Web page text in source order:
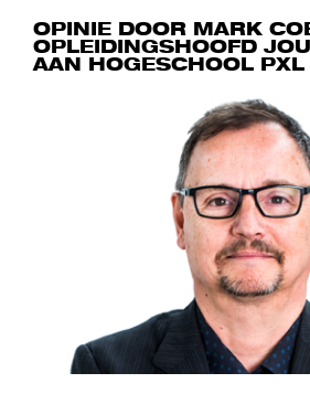
OPINIE DOOR MARK
OPLEIDINGSHOOFD
AAN HOGESCHOOL PXL